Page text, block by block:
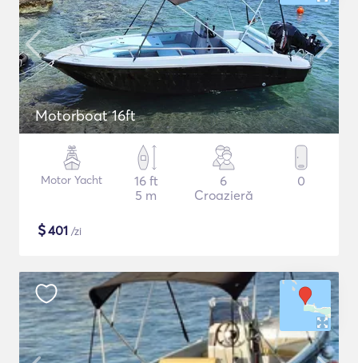
Motorboat 16ft
Motor Yacht
16 ft
5 m
6
Croazieră
0
$401 /zi